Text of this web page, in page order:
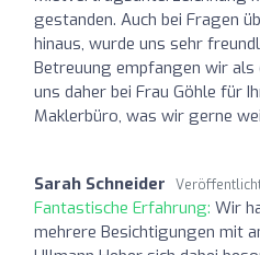
gestanden. Auch bei Fragen
hinaus, wurde uns sehr
Betreuung empfangen wir als
uns daher bei Frau Göhle für
Maklerbüro, was wir gerne
Sarah Schneider
Fantastische Erfahrung: Wir
mehrere Besichtigungen mit